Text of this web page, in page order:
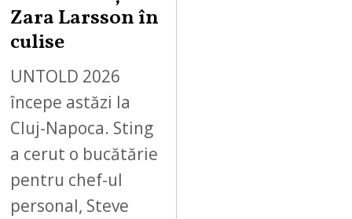
Zara Larsson în
culise
UNTOLD 2026
începe astăzi la
Cluj-Napoca. Sting
a cerut o bucătărie
pentru chef-ul
personal, Steve